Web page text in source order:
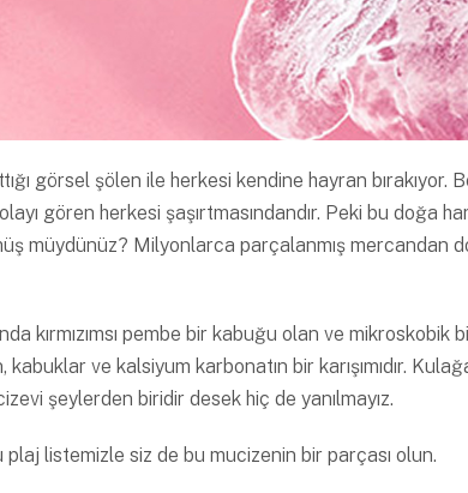
görsel şölen ile herkesi kendine hayran bırakıyor.
gören herkesi şaşırtmasındandır. Peki bu doğa
Milyonlarca parçalanmış mercandan
kırmızımsı pembe bir kabuğu olan ve mikroskobik
ve kalsiyum karbonatın bir karışımıdır.
şeylerden biridir desek hiç de yanılmayız.
listemizle siz de bu mucizenin bir parçası olun.